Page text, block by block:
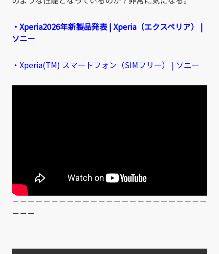
・Xperia2026年新製品発表 | Xperia（エクスペリア） |
ソニー
・Xperia(TM) スマートフォン（SIMフリー） | ソニー
－－－－－－－－－－－－－－－－－－－－－－－－－
－－－